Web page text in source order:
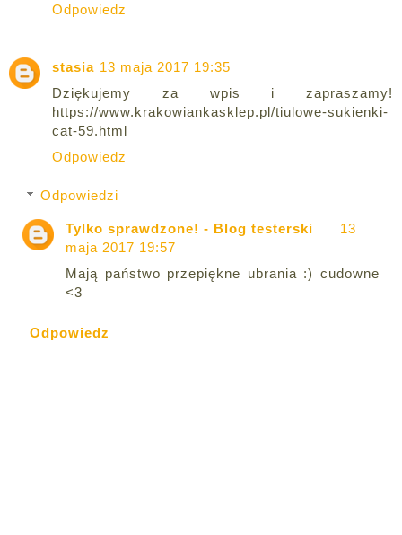
Odpowiedz
stasia 13 maja 2017 19:35
Dziękujemy za wpis i zapraszamy!
https://www.krakowiankasklep.pl/tiulowe-sukienki-
cat-59.html
Odpowiedz
Odpowiedzi
Tylko sprawdzone! - Blog testerski
13
maja 2017 19:57
Mają państwo przepiękne ubrania :) cudowne
<3
Odpowiedz